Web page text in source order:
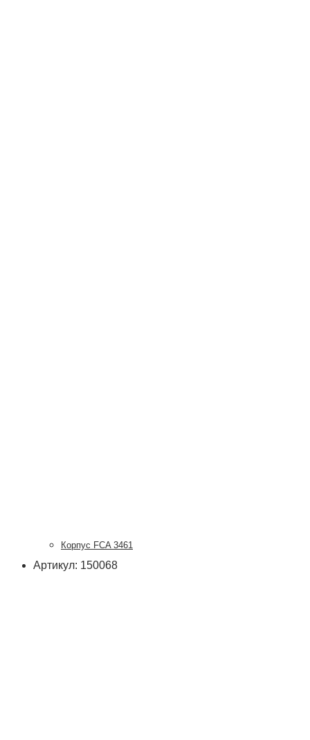
Корпус FCA 3461
Артикул: 150068